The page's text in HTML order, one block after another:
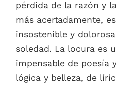
pérdida de la razón y
más acertadamente,
insostenible y
soledad. La locura es
impensable de poesía
lógica y belleza, de